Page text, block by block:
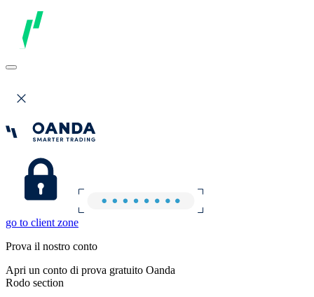
go to client zone
Prova il nostro conto
Apri un conto di prova gratuito Oanda
Rodo section